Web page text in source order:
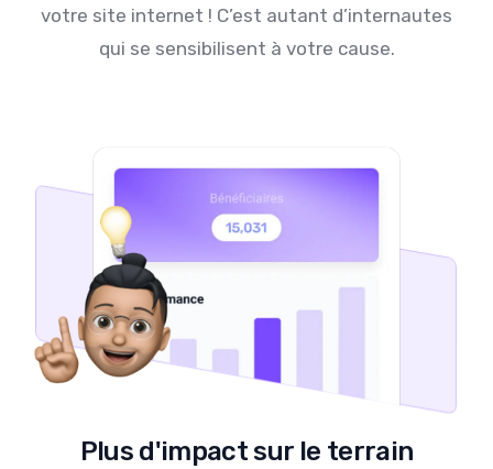
votre site internet ! C’est autant d’internautes
qui se sensibilisent à votre cause.
Plus d'impact sur le terrain